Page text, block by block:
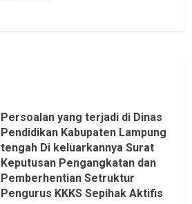
Persoalan yang terjadi di Dinas
Pendidikan Kabupaten Lampung
tengah Di keluarkannya Surat
Keputusan Pengangkatan dan
Pemberhentian Setruktur
Pengurus KKKS Sepihak Aktifis